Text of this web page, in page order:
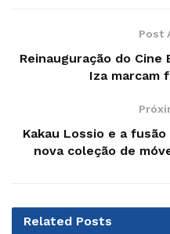
Post
Reinauguração do
Iza marcam
Kakau Lossio e a
nova coleção de
Related Posts